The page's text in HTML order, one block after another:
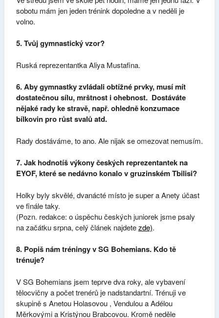
sobotu mám jen jeden trénink dopoledne a v neděli je
volno.
5. Tvůj gymnastický vzor?
Ruská reprezentantka Aliya Mustafina.
6. Aby gymnastky zvládali obtížné prvky, musí mít
dostatečnou sílu, mrštnost i ohebnost. Dostáváte
nějaké rady ke stravě, např. ohledně konzumace
bílkovin pro růst svalů atd.
Rady dostáváme, to ano. Ale nijak se omezovat nemusím.
7. Jak hodnotíš výkony českých reprezentantek na
EYOF, které se nedávno konalo v gruzinském Tbilisi?
Holky byly skvělé, dvanácté místo je super a Anety účast
ve finále taky.
(Pozn. redakce: o úspěchu českých juniorek jsme psaly
na začátku srpna, celý článek najdetezde).
8. Popiš nám tréningy v SG Bohemians. Kdo tě
trénuje?
V SG Bohemians jsem teprve dva roky, ale vybavení
tělocvičny a počet trenérů je nadstandartní. Trénuji ve
skupině s Anetou Holasovou , Vendulou a Adélou
Měrkovými a Kristýnou Brabcovou. Kromě neděle